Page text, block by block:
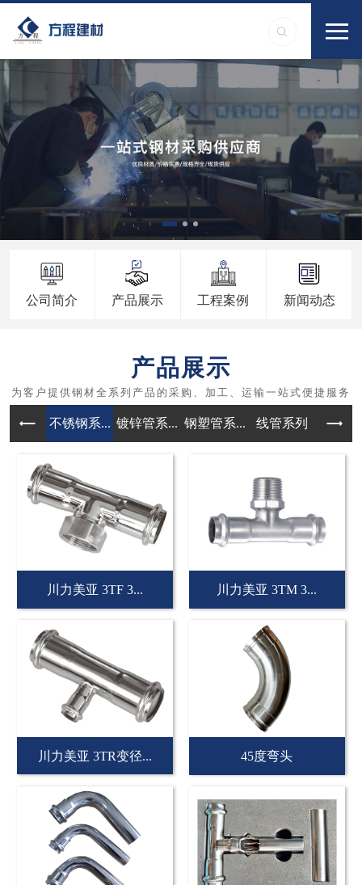
公司简介 产品展示 工程案例 新闻动态
产品展示
不锈钢系... 镀锌管系... 钢塑管系... 线管系列 管件
川力美亚 3TF 3... 川力美亚 3TM 3...
川力美亚 3TR变径... 45度弯头